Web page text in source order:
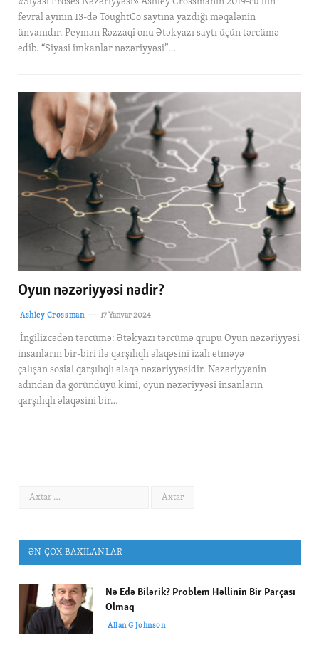
fevral ayının 13-də ToughtCo saytına yazdığı məqalənin
ünvanıdır. Peyman Rəzzaqi onu Ətəkyazı saytı üçün tərcümə
edib. “Siyasi imkanlar nəzəriyyəsi”…
Oyun nəzəriyyəsi nədir?
Ashley Crossman 17 Yanvar 2024
İngilizcədən tərcümə: Ətəkyazı tərcümə qrupu Oyun nəzəriyyəsi
insanların bir-biri ilə qarşılıqlı əlaqəsini izah etməyə
çalışan sosial qarşılıqlı əlaqə nəzəriyyəsidir. Nəzəriyyənin
adından da göründüyü kimi, oyun nəzəriyyəsi insanların
qarşılıqlı əlaqəsini bir…
ƏN ÇOX BAXILANLAR
Nə Edə Bilərik? Problem Həllinin Bir Parçası
Olmaq
Allan G Johnson